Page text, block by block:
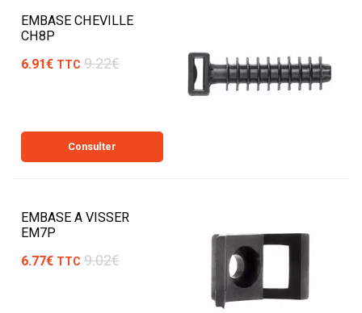
EMBASE CHEVILLE
CH8P
6.91€ TTC 9.22€
Consulter
EMBASE A VISSER
EM7P
6.77€ TTC 9.02€